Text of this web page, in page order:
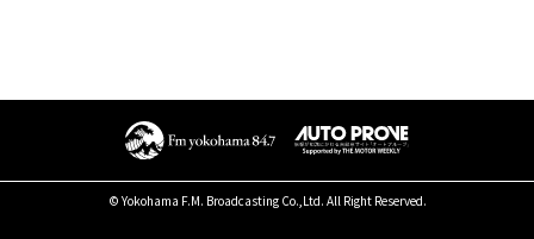
© Yokohama F.M. Broadcasting Co.,Ltd. All Right Reserved.